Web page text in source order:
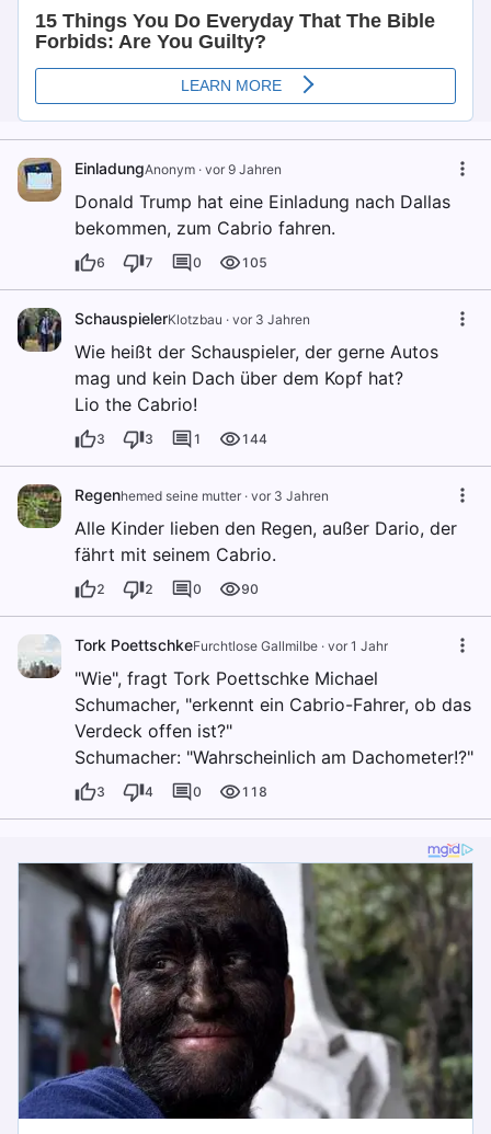
EinladungAnonym · vor 9 Jahren
Donald Trump hat eine Einladung nach Dallas
bekommen, zum Cabrio fahren.
6 7 0 105
SchauspielerKlotzbau · vor 3 Jahren
Wie heißt der Schauspieler, der gerne Autos
mag und kein Dach über dem Kopf hat?
Lio the Cabrio!
3 3 1 144
Regenhemed seine mutter · vor 3 Jahren
Alle Kinder lieben den Regen, außer Dario, der
fährt mit seinem Cabrio.
2 2 0 90
Tork PoettschkeFurchtlose Gallmilbe · vor 1 Jahr
"Wie", fragt Tork Poettschke Michael
Schumacher, "erkennt ein Cabrio-Fahrer, ob das
Verdeck offen ist?"
Schumacher: "Wahrscheinlich am Dachometer!?"
3 4 0 118